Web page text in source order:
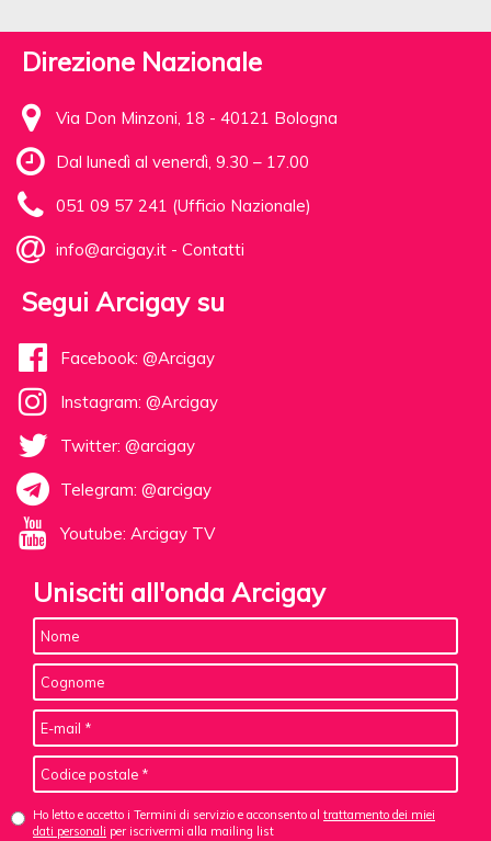
Direzione Nazionale
Via Don Minzoni, 18 - 40121 Bologna
Dal lunedì al venerdì, 9.30 – 17.00
051 09 57 241 (Ufficio Nazionale)
info@arcigay.it - Contatti
Segui Arcigay su
Facebook: @Arcigay
Instagram: @Arcigay
Twitter: @arcigay
Telegram: @arcigay
Youtube: Arcigay TV
Unisciti all'onda Arcigay
Ho letto e accetto i Termini di servizio e acconsento al trattamento dei miei
dati personali per iscrivermi alla mailing list